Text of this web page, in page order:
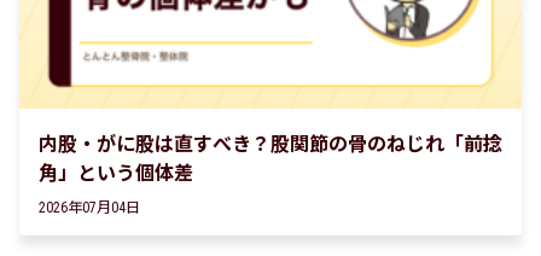
内股・がに股は直すべき？股関節の骨のねじれ「前捻
角」という個体差
2026年07月04日